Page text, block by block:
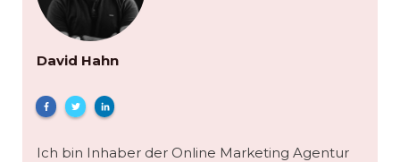
David Hahn
Ich bin Inhaber der Online Marketing Agentur